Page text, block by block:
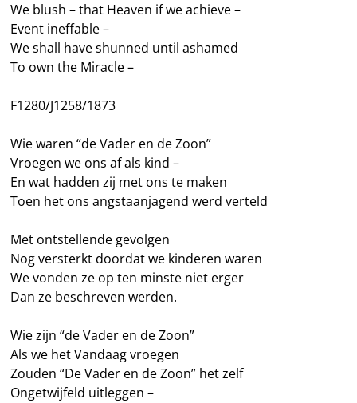
We blush – that Heaven if we achieve –
Event ineffable –
We shall have shunned until ashamed
To own the Miracle –
F1280/J1258/1873
Wie waren “de Vader en de Zoon”
Vroegen we ons af als kind –
En wat hadden zij met ons te maken
Toen het ons angstaanjagend werd verteld
Met ontstellende gevolgen
Nog versterkt doordat we kinderen waren
We vonden ze op ten minste niet erger
Dan ze beschreven werden.
Wie zijn “de Vader en de Zoon”
Als we het Vandaag vroegen
Zouden “De Vader en de Zoon” het zelf
Ongetwijfeld uitleggen –